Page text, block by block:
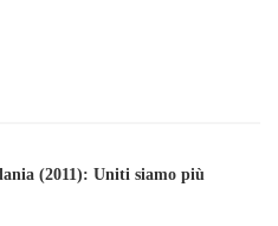
(2011): Uniti siamo più